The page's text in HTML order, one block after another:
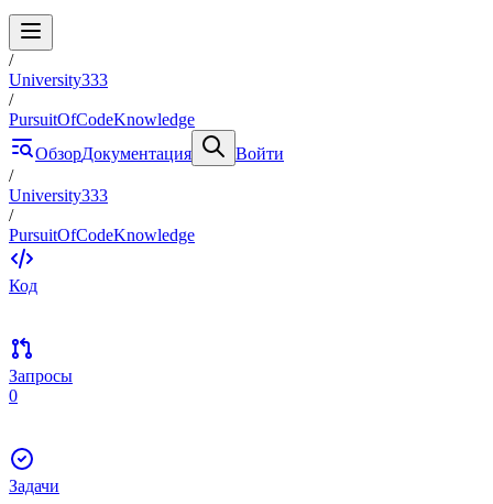
/
University333
/
PursuitOfCodeKnowledge
ОбзорДокументация
Войти
/
University333
/
PursuitOfCodeKnowledge
Код
Запросы
0
Задачи